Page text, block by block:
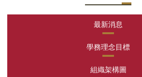
最新消息
學務理念目標
組織架構圖